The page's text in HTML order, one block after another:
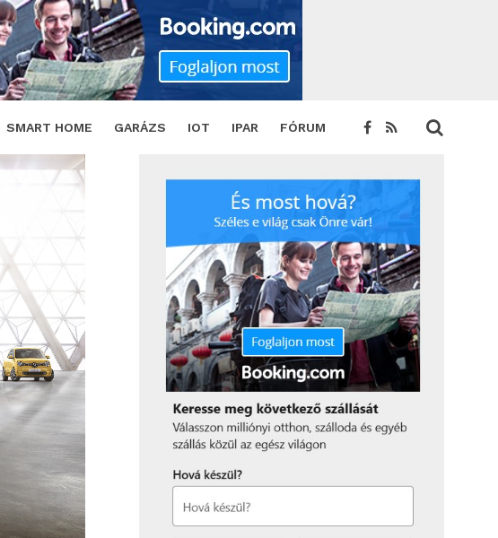
SMART HOME GARÁZS IOT IPAR FÓRUM
TWEET